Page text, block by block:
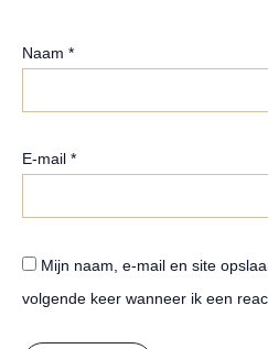
Naam *
E-mail *
Mijn naam, e-mail en site
volgende keer wanneer ik een